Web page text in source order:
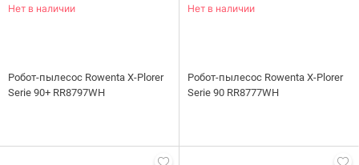
Нет в наличии
Робот-пылесос Rowenta X-Plorer
Serie 90+ RR8797WH
Нет в наличии
Робот-пылесос Rowenta X-Plorer
Serie 90 RR8777WH